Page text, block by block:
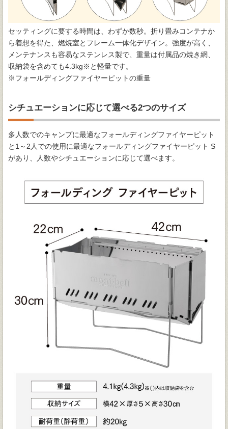
セッティングに要する時間は、わずか数秒。折り畳みコンテナか
ら着想を得た、燃焼室とフレーム一体化デザイン。強度が高く、
メンテナンスも容易なステンレス製で、重量は付属品の焼き網、
収納袋を含めても4.3kg※と軽量です。
※フォールディングファイヤーピットの重量
シチュエーションに応じて選べる2つのサイズ
多人数でのキャンプに最適なフォールディングファイヤーピット
と1～2人での使用に最適なフォールディングファイヤーピット S
があり、人数やシチュエーションに応じて選べます。